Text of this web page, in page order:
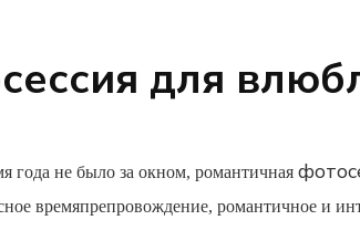
для
года не было за окном, романтичная
времяпрепровождение, романтичное и